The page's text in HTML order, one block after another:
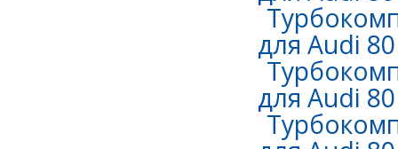
для Audi
для Audi